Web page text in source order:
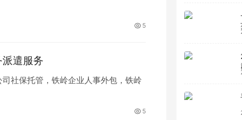
5
遣服务
社保托管，铁岭企业人事外包，铁岭
5